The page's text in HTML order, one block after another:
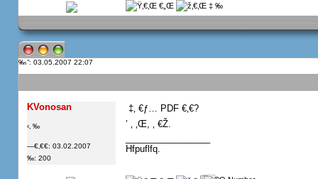
”: 03.05.2007 22:07
KVonosan
‹‚ ‰
—€‚€€: 03.02.2007
‰: 200
 ‡‚ €ƒ… PDF €‚€?
’ ‚ ‚Œ, ‚ €Ž.
Hfpuflfq.